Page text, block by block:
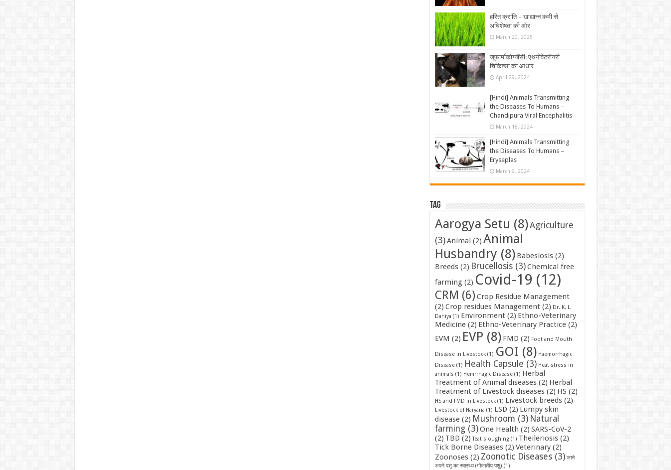
हरित क्रांति – खाद्यान्न कमी से
अधिशेषता की ओर
March 20, 2025
जूफार्माकोग्नॉसी: एथनोवेटरीनरी
चिकित्सा का आधार
April 29, 2024
[Hindi] Animals Transmitting
the Diseases To Humans –
Chandipura Viral Encephalitis
March 18, 2024
[Hindi] Animals Transmitting
the Diseases To Humans –
Eryseplas
March 9, 2024
Tag
Aarogya Setu (8)Agriculture
(3)Animal (2) Animal
Husbandry (8) Babesiosis(2)
Breeds(2) Brucellosis(3)Chemical free
farming(2) Covid-19 (12)
CRM (6) Crop Residue Management
(2) Crop residues Management(2) Dr. K. L.
Dahiya (1) Environment(2) Ethno-Veterinary
Medicine(2) Ethno-Veterinary Practice(2)
EVM (2) EVP (8) FMD (2) Foot and Mouth
Disease in Livestock(1) GOI (8) Haemorrhagic
Disease(1) Health Capsule (3) Heat stress in
animals (1) Hemrrhagic Disease(1) Herbal
Treatment of Animal diseases(2) Herbal
Treatment of Livestock diseases(2) HS (2)
HS and FMD in Livestock(1) Livestock breeds(2)
Livestock of Haryana (1) LSD (2) Lumpy skin
disease(2) Mushroom (3) Natural
farming(3)One Health (2) SARS-CoV-2
(2) TBD (2) Teat sloughing(1) Theileriosis(2)
Tick Borne Diseases(2) Veterinary(2)
Zoonoses(2) Zoonotic Diseases(3) जाने
अपने पशु का स्वास्थ्य (गौजातीय पशु) (1)